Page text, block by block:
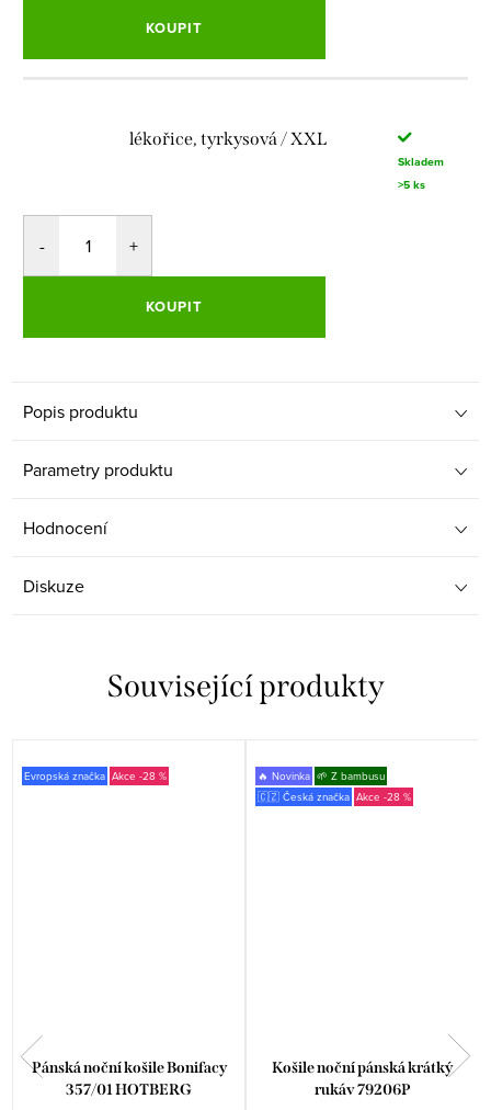
KOUPIT
lékořice, tyrkysová / XXL
Skladem
>5 ks
KOUPIT
Popis produktu
Parametry produktu
Hodnocení
Diskuze
Související produkty
Evropská značka -28 %
Pánská noční košile Bonifacy
357/01 HOTBERG
🔥 Novinka 🌱 Z bambusu
🇨🇿 Česká značka
-28 %
Košile noční pánská krátký
rukáv 79206P